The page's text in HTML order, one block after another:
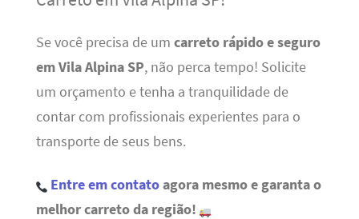
Se você precisa de um carreto rápido e seguro
em Vila Alpina SP, não perca tempo! Solicite
um orçamento e tenha a tranquilidade de
contar com profissionais experientes para o
transporte de seus bens.
Entre em contatoagora mesmo e garanta o
melhor carreto da região!